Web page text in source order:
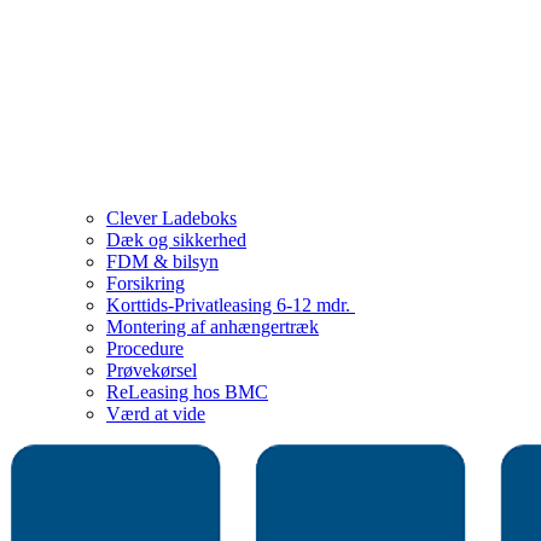
Clever Ladeboks
Dæk og sikkerhed
FDM & bilsyn
Forsikring
Korttids-Privatleasing 6-12 mdr.
Montering af anhængertræk
Procedure
Prøvekørsel
ReLeasing hos BMC
Værd at vide